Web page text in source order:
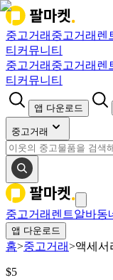
중고거래 중고거래 렌
티 커뮤니티
중고거래 중고거래 렌
티 커뮤니티
앱 다운로드
중고거래
중고거래 렌트알바동
앱 다운로드
홈>중고거래>액세서
$5